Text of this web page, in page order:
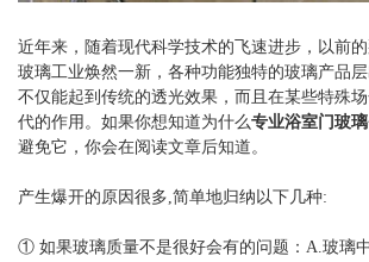
近年来，随着现代科学技术的飞速进步，以前
玻璃工业焕然一新，各种功能独特的玻璃产品
不仅能起到传统的透光效果，而且在某些特殊
代的作用。如果你想知道为什么专业浴室门玻璃
避免它，你会在阅读文章后知道。
产生爆开的原因很多,简单地归纳以下几种:
① 如果玻璃质量不是很好会有的问题：A.玻璃